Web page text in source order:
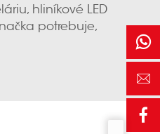
hliníkové LED
potrebuje,